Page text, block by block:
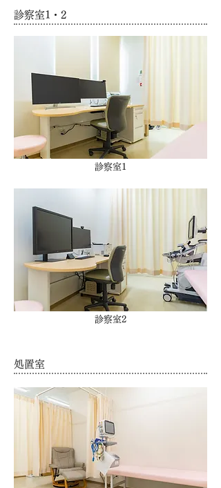
診察室1・2
診察室1
診察室2
処置室